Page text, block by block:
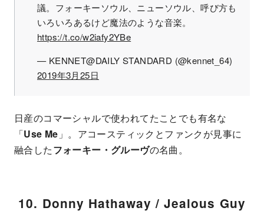
議。フォーキーソウル、ニューソウル、呼び方も
いろいろあるけど魔法のような音楽。
https://t.co/w2iafy2YBe
— KENNET@DAILY STANDARD (@kennet_64)
2019年3月25日
日産のコマーシャルで使われてたことでも有名な
「Use Me 」。アコースティックとファンクが見事に
融合したフォーキー・グルーヴの名曲。
10. Donny Hathaway / Jealous Guy